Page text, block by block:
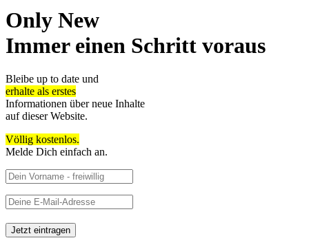
Only New
Immer einen Schritt voraus
Bleibe up to date und
erhalte als erstes
Informationen über neue Inhalte
auf dieser Website.
Völlig kostenlos.
Melde Dich einfach an.